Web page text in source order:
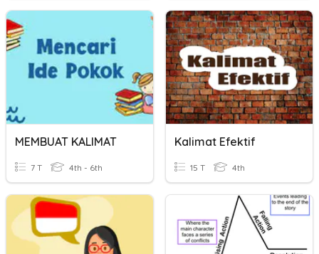
MEMBUAT KALIMAT
7 T 4th - 6th
Kalimat Efektif
15 T 4th